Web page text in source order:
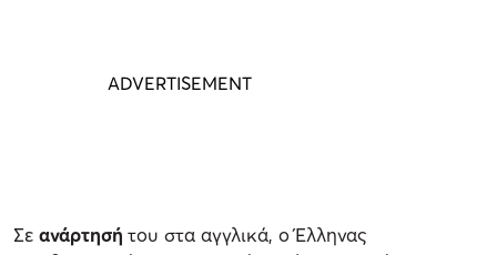
Σε ανάρτησή του στα αγγλικά, ο Έλληνας